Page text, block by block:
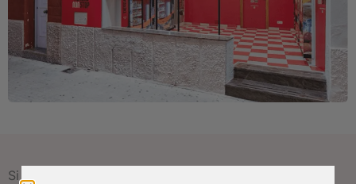
Si quiere montar su propio negocio con máquinas